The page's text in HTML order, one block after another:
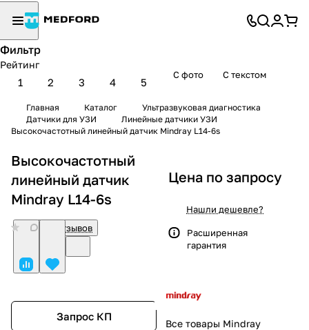
Фильтр
Рейтинг
1 2 3 4 5
С фото С текстом
Главная Каталог
Ультразвуковая диагностика
Датчики для УЗИ
Линейные датчики УЗИ
Высокочастотный линейный датчик Mindray L14-6s
Высокочастотный
линейный датчик
Mindray L14-6s
Нет отзывов
Запрос КП
Цена по запросу
Нашли дешевле?
Расширенная
гарантия
Все товары Mindray